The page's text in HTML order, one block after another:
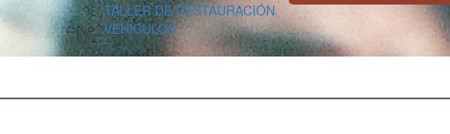
TALLER DE RESTAURACIÓN
VEHICULOS